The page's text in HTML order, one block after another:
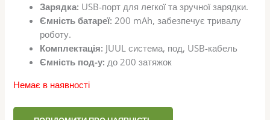
Зарядка: USB-порт для легкої та зручної зарядки.
Ємність батареї: 200 mAh, забезпечує тривалу
роботу.
Комплектація: JUUL система, под, USB-кабель
Ємність под-у: до 200 затяжок
Немає в наявності